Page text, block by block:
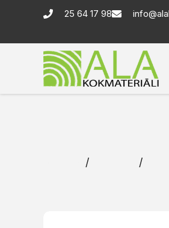
25 64 17 98
/ /